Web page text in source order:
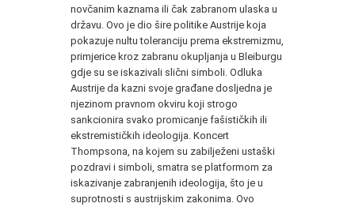
novčanim kaznama ili čak zabranom ulaska u
državu. Ovo je dio šire politike Austrije koja
pokazuje nultu toleranciju prema ekstremizmu,
primjerice kroz zabranu okupljanja u Bleiburgu
gdje su se iskazivali slični simboli. Odluka
Austrije da kazni svoje građane dosljedna je
njezinom pravnom okviru koji strogo
sankcionira svako promicanje fašističkih ili
ekstremističkih ideologija. Koncert
Thompsona, na kojem su zabilježeni ustaški
pozdravi i simboli, smatra se platformom za
iskazivanje zabranjenih ideologija, što je u
suprotnosti s austrijskim zakonima. Ovo